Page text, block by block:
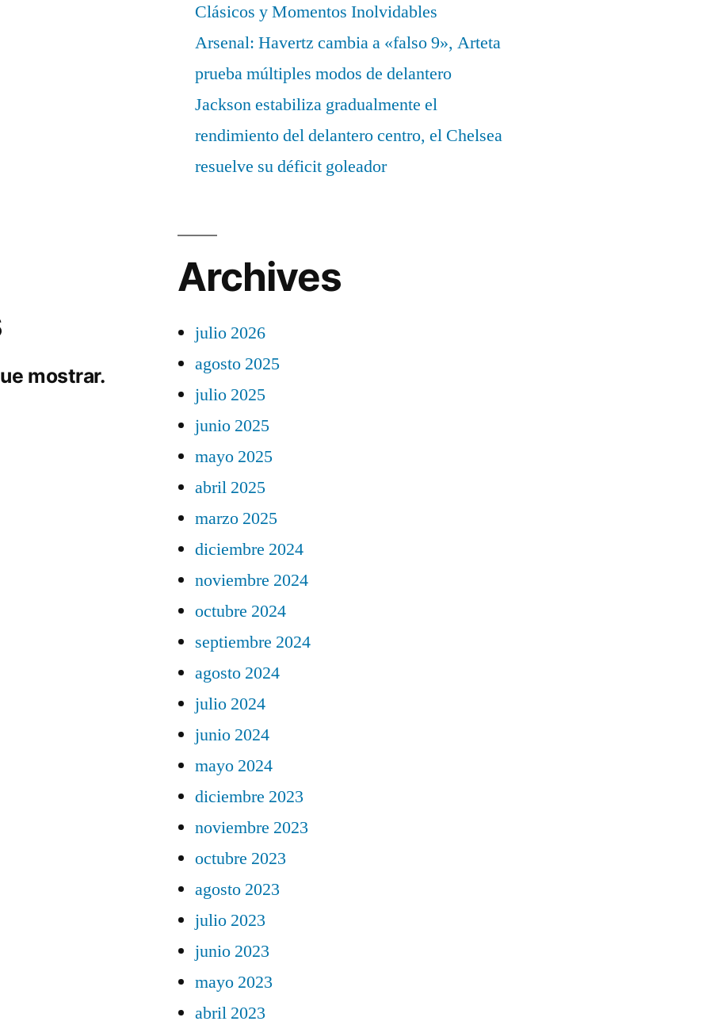
Clásicos y Momentos Inolvidables
Arsenal: Havertz cambia a «falso 9», Arteta
prueba múltiples modos de delantero
Jackson estabiliza gradualmente el
rendimiento del delantero centro, el Chelsea
resuelve su déficit goleador
mostrar.
Archives
julio 2026
agosto 2025
julio 2025
junio 2025
mayo 2025
abril 2025
marzo 2025
diciembre 2024
noviembre 2024
octubre 2024
septiembre 2024
agosto 2024
julio 2024
junio 2024
mayo 2024
diciembre 2023
noviembre 2023
octubre 2023
agosto 2023
julio 2023
junio 2023
mayo 2023
abril 2023